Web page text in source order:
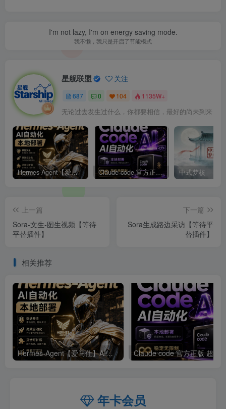
I'm not lazy, I'm on energy saving mode.
我不懒，我只是开启了节能模式
星舰联盟 关注
687 0 104 1135W+
无论过去发生过什么，你都要相信，最好的尚未到来
Hermes-Agent【爱马仕】AI自动化部署【会员免费领取安装包】 Claude code 官方正版 超强工具【会员免费领取安装包】 中式梦核
上一篇
Sora-文生-图生视频【等待
平替插件】
下一篇
Sora生成路边采访【等待平
替插件】
相关推荐
Hermes-Agent【爱马仕】AI自动化部署【会员免费领取安装包】
年卡会员